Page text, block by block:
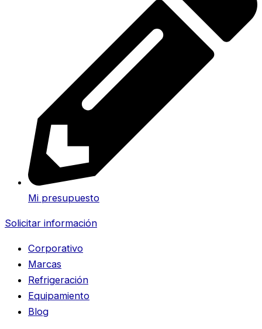
Mi presupuesto
Solicitar información
Corporativo
Marcas
Refrigeración
Equipamiento
Blog